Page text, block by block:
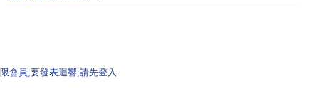
限會員,要發表迴響,請先登入